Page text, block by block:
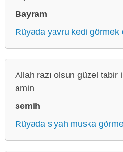
Bayram
Rüyada yavru kedi görmek
Allah razı olsun güzel tabir
amin
semih
Rüyada siyah muska